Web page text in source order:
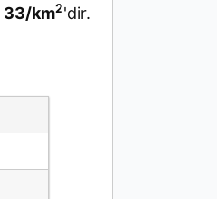
33/km2'dir.